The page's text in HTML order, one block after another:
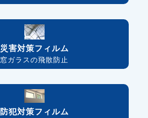
災害対策フィルム
窓ガラスの飛散防止
防犯対策フィルム